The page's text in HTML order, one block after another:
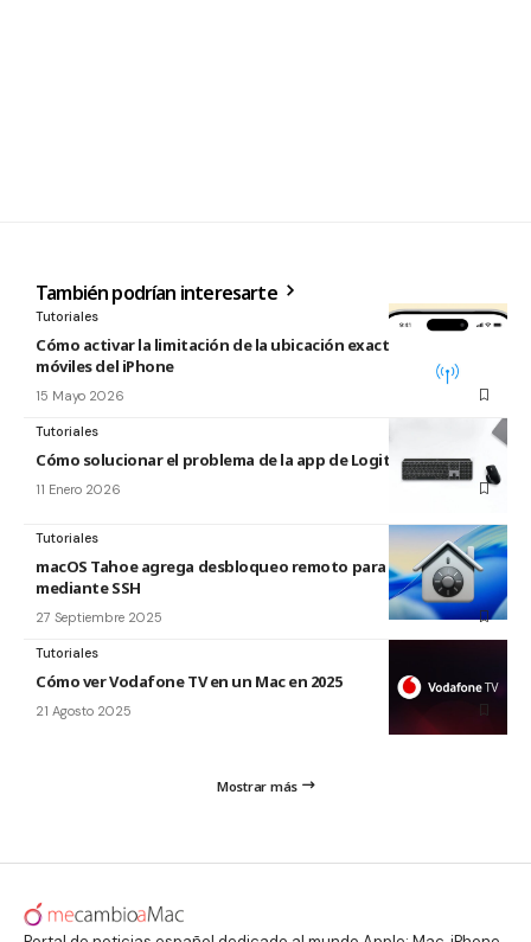
También podrían interesarte
Tutoriales
Cómo activar la limitación de la ubicación exacta para redes
móviles del iPhone
15 Mayo 2026
Tutoriales
Cómo solucionar el problema de la app de Logitech para Mac
11 Enero 2026
Tutoriales
macOS Tahoe agrega desbloqueo remoto para FileVault
mediante SSH
27 Septiembre 2025
Tutoriales
Cómo ver Vodafone TV en un Mac en 2025
21 Agosto 2025
Mostrar más